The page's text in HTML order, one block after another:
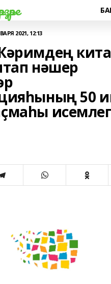
2021, 12:13
нәшер
50